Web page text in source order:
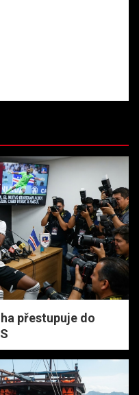
přestupuje do